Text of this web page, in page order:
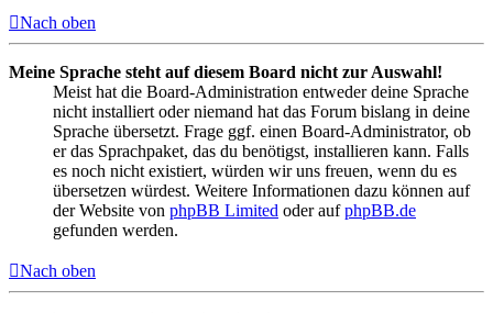
Nach oben
Meine Sprache steht auf diesem Board nicht zur Auswahl!
Meist hat die Board-Administration entweder deine Sprache
nicht installiert oder niemand hat das Forum bislang in deine
Sprache übersetzt. Frage ggf. einen Board-Administrator, ob
er das Sprachpaket, das du benötigst, installieren kann. Falls
es noch nicht existiert, würden wir uns freuen, wenn du es
übersetzen würdest. Weitere Informationen dazu können auf
der Website von phpBB Limited oder aufphpBB.de
gefunden werden.
Nach oben